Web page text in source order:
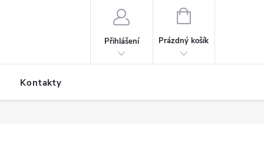
Přihlášení
NÁKUPNÍ KOŠÍK
Prázdný košík
Kontakty